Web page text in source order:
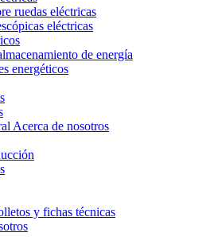
ruedas eléctricas
eléctricas
de energía
energéticos
Acerca de nosotros
y fichas técnicas